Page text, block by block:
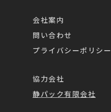
会社案内
問い合わせ
プライバシーポリシー
協力会社
静パック有限会社